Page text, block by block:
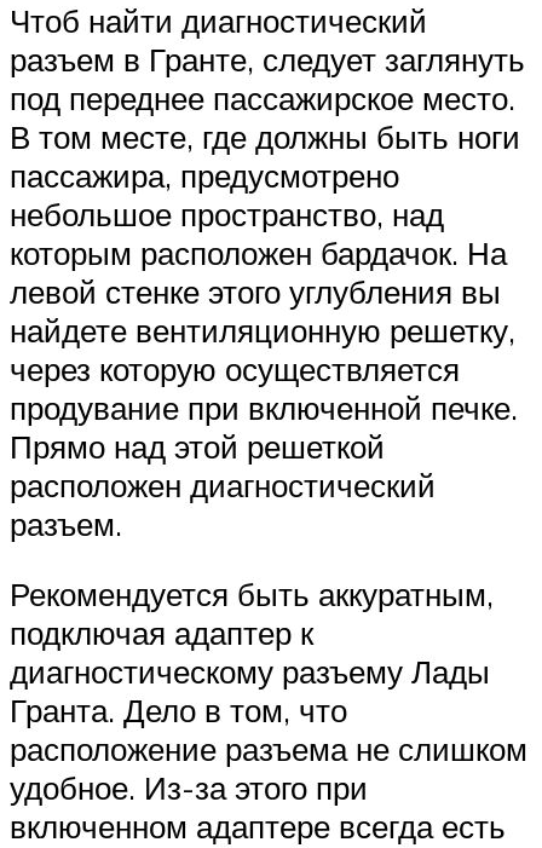
Чтоб найти диагностический
разъем в Гранте, следует заглянуть
под переднее пассажирское место.
В том месте, где должны быть ноги
пассажира, предусмотрено
небольшое пространство, над
которым расположен бардачок. На
левой стенке этого углубления вы
найдете вентиляционную решетку,
через которую осуществляется
продувание при включенной печке.
Прямо над этой решеткой
расположен диагностический
разъем.
Рекомендуется быть аккуратным,
подключая адаптер к
диагностическому разъему Лады
Гранта. Дело в том, что
расположение разъема не слишком
удобное. Из-за этого при
включенном адаптере всегда есть